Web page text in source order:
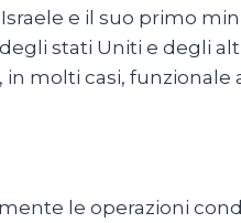
e il suo primo
stati Uniti e degli
molti casi,
le operazioni